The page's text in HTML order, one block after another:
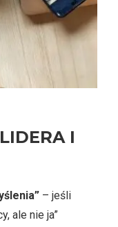
I
– jeśli
ale nie ja”